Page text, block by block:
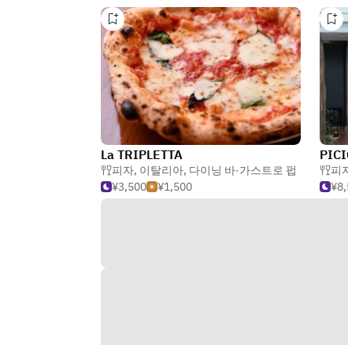
La TRIPLETTA
피자, 이탈리아, 다이닝 바·가스트로 펍
¥3,500
¥1,500
피